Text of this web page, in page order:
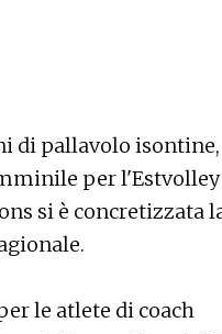
di pallavolo
per l'Estvolley
si è concretizzata
le atlete di coach